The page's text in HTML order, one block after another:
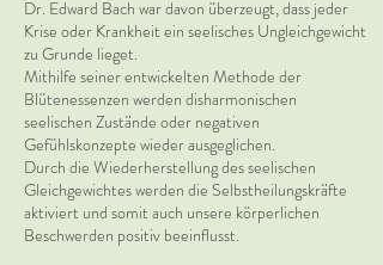
Dr. Edward Bach war davon überzeugt, dass jeder
Krise oder Krankheit ein seelisches Ungleichgewicht
zu Grunde lieget.
Mithilfe seiner entwickelten Methode der
Blütenessenzen werden disharmonischen
seelischen Zustände oder negativen
Gefühlskonzepte wieder ausgeglichen.
Durch die Wiederherstellung des seelischen
Gleichgewichtes werden die Selbstheilungskräfte
aktiviert und somit auch unsere körperlichen
Beschwerden positiv beeinflusst.